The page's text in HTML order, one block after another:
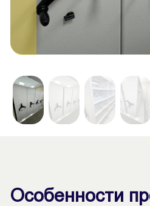
Особенности